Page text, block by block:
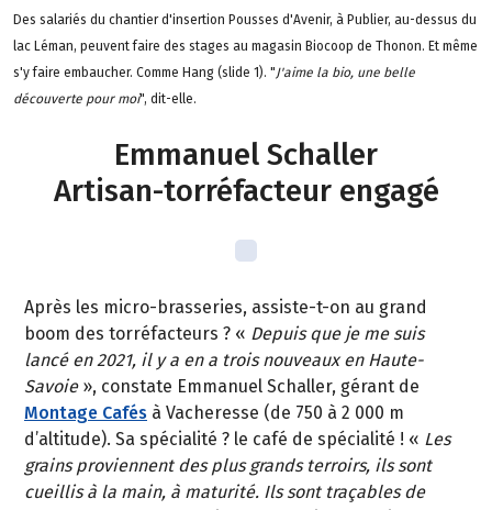
Des salariés du chantier d'insertion Pousses d'Avenir, à Publier, au-dessus du
lac Léman, peuvent faire des stages au magasin Biocoop de Thonon. Et même
s'y faire embaucher. Comme Hang (slide 1). "J'aime la bio, une belle
découverte pour moi", dit-elle.
Emmanuel Schaller
Artisan-torréfacteur engagé
Après les micro-brasseries, assiste-t-on au grand
boom des torréfacteurs ? « Depuis que je me suis
lancé en 2021, il y a en a trois nouveaux en Haute-
Savoie», constate Emmanuel Schaller, gérant de
Montage Cafés à Vacheresse (de 750 à 2 000 m
d’altitude). Sa spécialité ? le café de spécialité ! « Les
grains proviennent des plus grands terroirs, ils sont
cueillis à la main, à maturité. Ils sont traçables de